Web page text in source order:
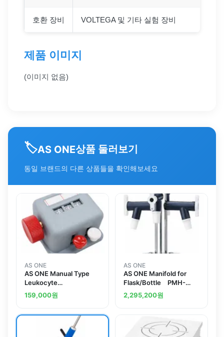
호환 장비 VOLTEGA 및 기타 실험 장비
제품 이미지
(이미지 없음)
🏷️AS ONE상품 둘러보기
동일 브랜드의 다른 상품들을 확인해보세요
AS ONE
AS ONE Manual Type
Leukocyte
Classification Counter
Display Unit 2 Piecesand
159,000원
AS ONE
AS ONE Manifold for
Flask/Bottle PMH-
4AAS
2,295,200원